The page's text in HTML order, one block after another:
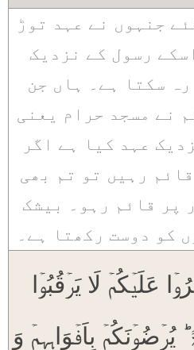
جنہوں نے عہد توڑ
رسول کے نزدیک
سکتا ہے۔ ہاں جن
نے مسجد حرام یعنی
عہد کیا ہے اگر
رہیں تو تم بھی
پر قائم رہو۔ بیشک
کو دوست رکھتا ہے۔
عَلَیۡکُمۡ لَا یَرۡقُبُوۡا
یُرۡضُوۡنَکُمۡ بِاَفۡوَاہِہِمۡ وَ